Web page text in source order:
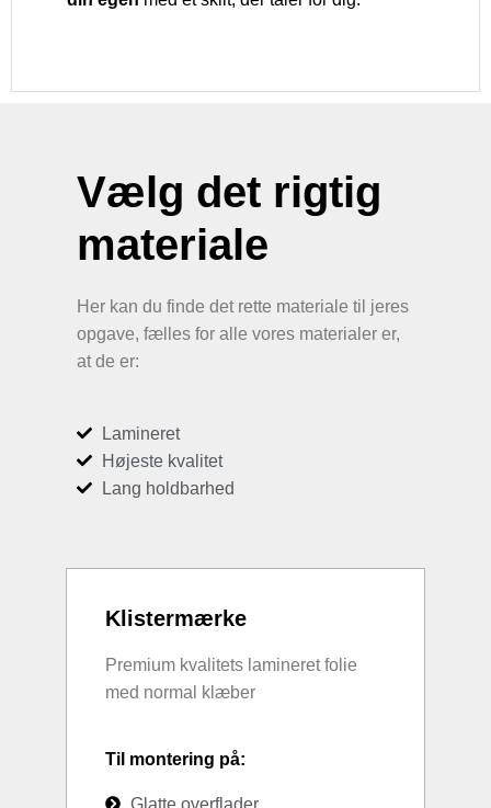
Vælg det rigtig
materiale
Her kan du finde det rette materiale til jeres
opgave, fælles for alle vores materialer er,
at de er:
Lamineret
Højeste kvalitet
Lang holdbarhed
Klistermærke
Premium kvalitets lamineret folie
med normal klæber
Til montering på:
Glatte overflader